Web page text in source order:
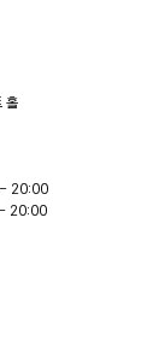
홀
20:00
20:00